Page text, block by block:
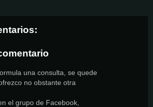
una consulta, se quede
no obstante otra
el grupo de Facebook,